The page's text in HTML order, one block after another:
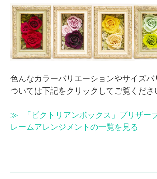
色んなカラーバリエーションやサイズバ
ついては下記をクリックしてご覧くださ
「ビクトリアンボックス」プリザー
レームアレンジメントの一覧を見る